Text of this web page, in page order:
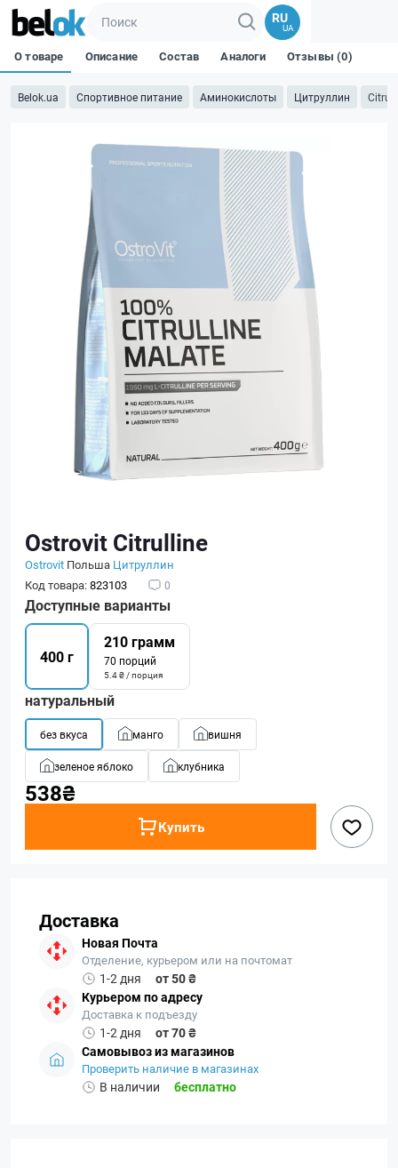
RU
UA
Belok.ua Спортивное питание Аминокислоты Цитруллин
О товаре Описание Состав Аналоги Отзывы (0)
Ostrovit Citrulline
Ostrovit Польша Цитруллин
Код товара:823103 0
Доступные варианты
400 г
210 грамм
70 порций
5.4 ₴ / порция
натуральный
без вкуса манго вишня
зеленое яблоко клубника
538₴
Купить
Доставка
Новая Почта
Отделение, курьером или на почтомат
1-2 дня
от 50 ₴
Курьером по адресу
Доставка к подъезду
1-2 дня
от 70 ₴
Самовывоз из магазинов
Проверить наличие в магазинах
В наличии бесплатно